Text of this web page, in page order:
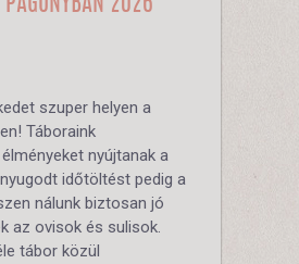
szuper helyen a
Táboraink
nyújtanak a
időtöltést pedig a
nálunk biztosan jó
az ovisok és sulisok.
tábor közül